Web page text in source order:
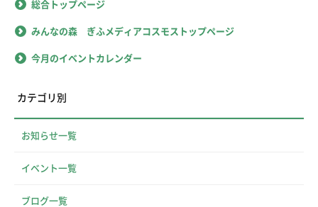
総合トップページ
みんなの森 ぎふメディアコスモストップページ
今月のイベントカレンダー
カテゴリ別
お知らせ一覧
イベント一覧
ブログ一覧